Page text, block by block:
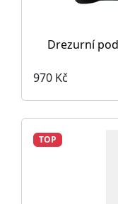
Drezurní
970 Kč
TOP